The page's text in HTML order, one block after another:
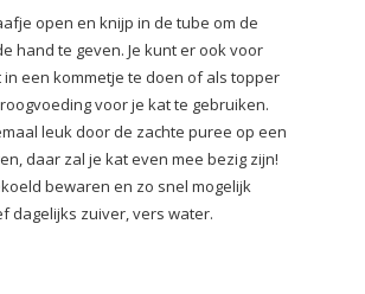
open en knijp in de tube om de
hand te geven. Je kunt er ook voor
een kommetje te doen of als topper
voor je kat te gebruiken.
leuk door de zachte puree op een
daar zal je kat even mee bezig zijn!
bewaren en zo snel mogelijk
dagelijks zuiver, vers water.